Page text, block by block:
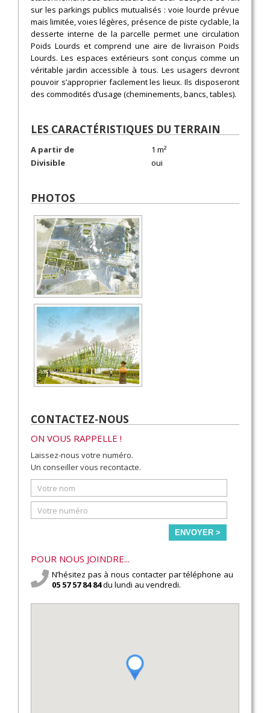
sur les parkings publics mutualisés : voie lourde prévue
mais limitée, voies légères, présence de piste cyclable, la
desserte interne de la parcelle permet une circulation
Poids Lourds et comprend une aire de livraison Poids
Lourds. Les espaces extérieurs sont conçus comme un
véritable jardin accessible à tous. Les usagers devront
pouvoir s’approprier facilement les lieux. Ils disposeront
des commodités d’usage (cheminements, bancs, tables).
LES CARACTÉRISTIQUES DU TERRAIN
A partir de
1 m²
Divisible
oui
PHOTOS
CONTACTEZ-NOUS
ON VOUS RAPPELLE !
Laissez-nous votre numéro.
Un conseiller vous recontacte.
ENVOYER >
POUR NOUS JOINDRE...
N’hésitez pas à nous contacter par téléphone au
05 57 57 84 84du lundi au vendredi.